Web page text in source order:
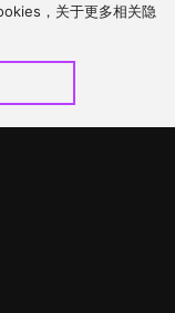
，关于更多相关隐